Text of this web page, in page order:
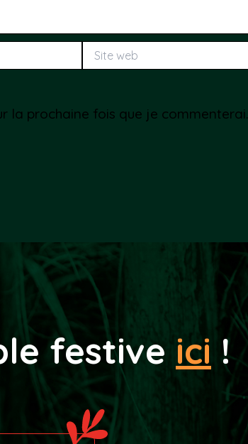
Site
web
la prochaine fois que je commenterai.
festive ici !